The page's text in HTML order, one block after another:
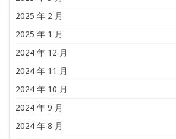
2025 年 2 月
2025 年 1 月
2024 年 12 月
2024 年 11 月
2024 年 10 月
2024 年 9 月
2024 年 8 月